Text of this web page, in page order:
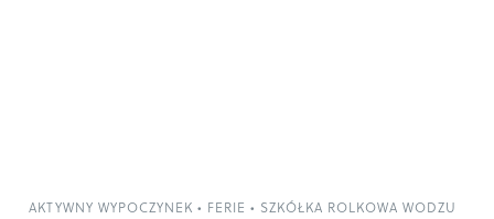
AKTYWNY WYPOCZYNEK • FERIE • SZKÓŁKA ROLKOWA WODZU